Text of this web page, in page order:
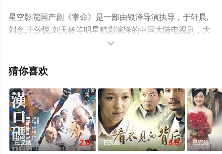
星空影院国产剧《掌命》是一部由银泽导演执导，于轩晨,
刘念,王汐悦,刘天杨等明星精彩演绎的中国大陆电视剧，大
结局剧情已揭晓（第30集完结），手机免费观看高清未删
步至豆瓣电视剧、电视猫或剧情网等平台了解。

猜你喜欢
已完结 2.0 已完结 5.0 已完结